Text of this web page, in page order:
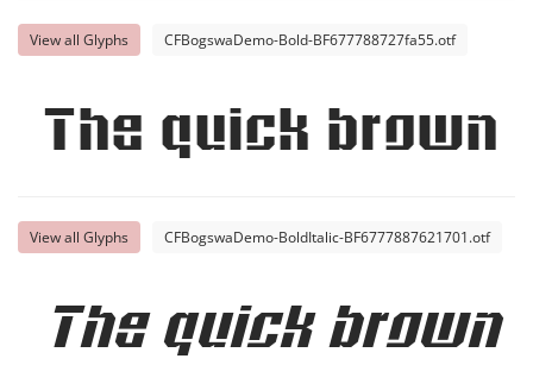
View all Glyphs CFBogswaDemo-Bold-BF677788727fa55.otf
The quick brown
View all Glyphs CFBogswaDemo-BoldItalic-BF6777887621701.otf
The quick